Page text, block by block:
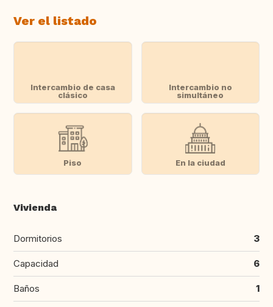
Ver el listado
Intercambio de casa
clásico
Intercambio no
simultáneo
Piso En la ciudad
Vivienda
Dormitorios 3
Capacidad 6
Baños 1